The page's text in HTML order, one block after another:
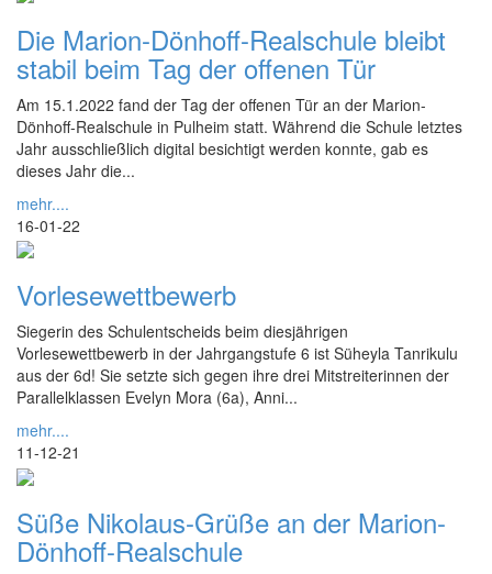
Die Marion-Dönhoff-Realschule bleibt
stabil beim Tag der offenen Tür
Am 15.1.2022 fand der Tag der offenen Tür an der Marion-
Dönhoff-Realschule in Pulheim statt. Während die Schule letztes
Jahr ausschließlich digital besichtigt werden konnte, gab es
dieses Jahr die...
mehr....
16-01-22
Vorlesewettbewerb
Siegerin des Schulentscheids beim diesjährigen
Vorlesewettbewerb in der Jahrgangstufe 6 ist Süheyla Tanrikulu
aus der 6d! Sie setzte sich gegen ihre drei Mitstreiterinnen der
Parallelklassen Evelyn Mora (6a), Anni...
mehr....
11-12-21
Süße Nikolaus-Grüße an der Marion-
Dönhoff-Realschule